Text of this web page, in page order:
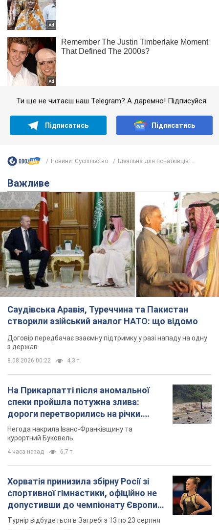
Ти ще не читаєш наш Telegram? А даремно! Підписуйся
Підписатись Підписатись
Новини. Суспільство Ідеальна для початківців:...
Важливе
Саудівська Аравія, Туреччина та Пакистан
створили азійський аналог НАТО: що відомо
Договір передбачає взаємну підтримку у разі нападу на одну
з держав
8.08.2026 00:22 4,3 т.
На Прикарпатті після аномальної
спеки пройшла потужна злива:
дороги перетворились на річки.
Відео
Негода накрила Івано-Франківщину та
курортний Буковель
4 часа назад 6,7 т.
Хорватія принизила збірну Росії зі
спортивної гімнастики, офіційно не
допустивши до чемпіонату Європи
основних спортсменів
Турнір відбудеться в Загребі з 13 по 23 серпня